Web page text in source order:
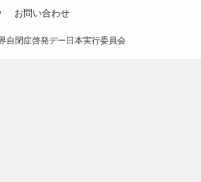
お問い合わせ
自閉症啓発デー日本実行委員会